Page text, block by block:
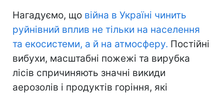
Нагадуємо, що війна в Україні чинить
руйнівний вплив не тільки на населення
та екосистеми, а й на атмосферу. Постійні
вибухи, масштабні пожежі та вирубка
лісів спричиняють значні викиди
аерозолів і продуктів горіння, які